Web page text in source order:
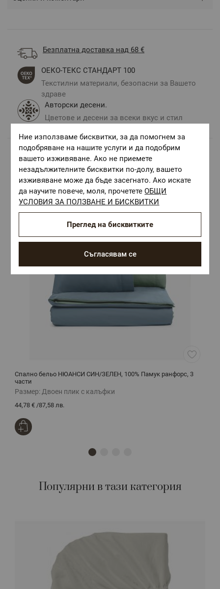
Безплатна доставка над 68 €
ОЕКО-ТЕКС СТАНДАРТ 100
Текстилни материали, безопасни за Вашето
здраве
Авторски десени.
Цветове и десени за всеки вкус и стил
Комбинирай с
Спално бельо НЮАНСИ СИН/ЗЕЛЕН, 100% Памук ранфорс, 3
части
Размер: Двоен плик с калъфки
44,78 € /87,58 лв.
Популярни в тази категория
Ние използваме бисквитки, за да помогнем за
подобряване на нашите услуги и да подобрим
вашето изживяване. Ако не приемете
незадължителните бисквитки по-долу, вашето
изживяване може да бъде засегнато. Ако искате
да научите повече, моля, прочететеОБЩИ
УСЛОВИЯ ЗА ПОЛЗВАНЕ И БИСКВИТКИ
Съгласявам се
Преглед на бисквитките